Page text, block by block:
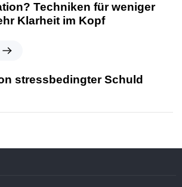
Techniken für weniger
Klarheit im Kopf
stressbedingter Schuld